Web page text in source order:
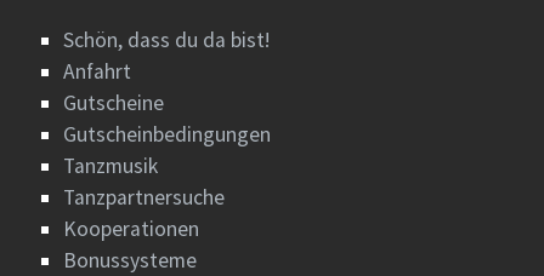
Schön, dass du da bist!
Anfahrt
Gutscheine
Gutscheinbedingungen
Tanzmusik
Tanzpartnersuche
Kooperationen
Bonussysteme